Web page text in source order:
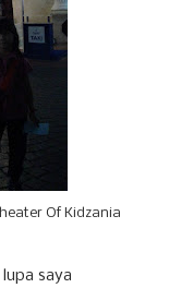
Of Kidzania
saya